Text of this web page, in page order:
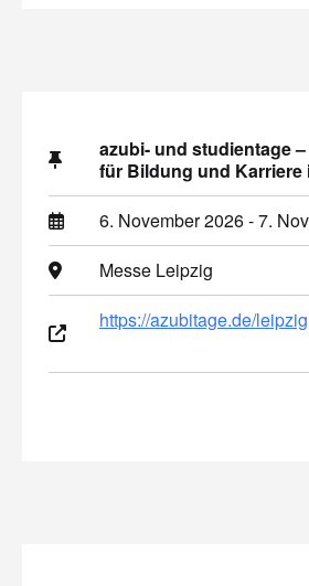
azubi- und studientage
für Bildung und Karriere
6. November 2026 - 7.
Messe Leipzig
https://azubitage.de/leipzig